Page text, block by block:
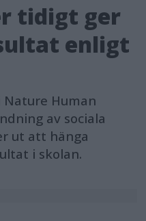
tidigt ger
enligt
Nature Human
av sociala
ut att hänga
i skolan.